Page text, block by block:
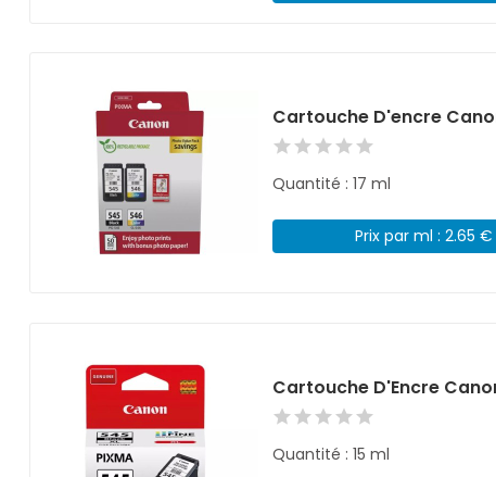
Cartouche D'encre
Quantité : 17 ml
Prix par ml : 2.65 €
Cartouche D'Encre
Quantité : 15 ml